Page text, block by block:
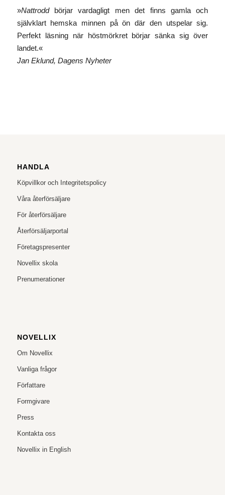
»Nattroddbörjar vardagligt men det finns gamla och
självklart hemska minnen på ön där den utspelar sig.
Perfekt läsning när höstmörkret börjar sänka sig över
landet.«
Jan Eklund, Dagens Nyheter
HANDLA
Köpvillkor och Integritetspolicy
Våra återförsäljare
För återförsäljare
Återförsäljarportal
Företagspresenter
Novellix skola
Prenumerationer
NOVELLIX
Om Novellix
Vanliga frågor
Författare
Formgivare
Press
Kontakta oss
Novellix in English